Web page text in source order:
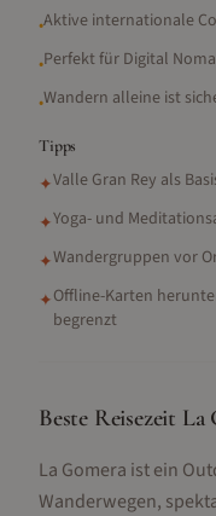
•Aktive internationale
•Perfekt für Digital
•Wandern alleine ist
Tipps
✦Valle Gran Rey als
✦Yoga- und
✦Wandergruppen vor
✦Offline-Karten
begrenzt
Beste Reisezeit
La Gomera ist ein
Wanderwegen,